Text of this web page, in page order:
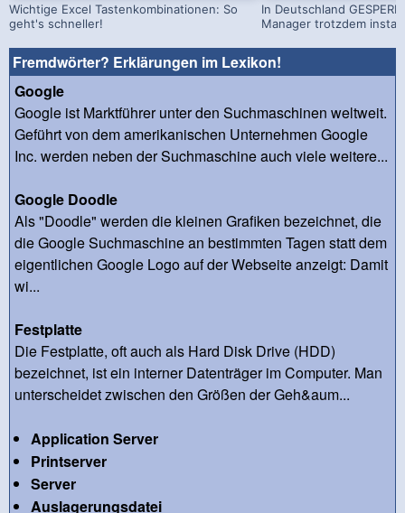
Wichtige Excel Tastenkombinationen: So
geht's schneller!
In Deutschland
Manager trotzdem
Fremdwörter? Erklärungen im Lexikon!
Google
Google ist Marktführer unter den Suchmaschinen weltweit.
Geführt von dem amerikanischen Unternehmen Google
Inc. werden neben der Suchmaschine auch viele weitere...
Google Doodle
Als "Doodle" werden die kleinen Grafiken bezeichnet, die
die Google Suchmaschine an bestimmten Tagen statt dem
eigentlichen Google Logo auf der Webseite anzeigt: Damit
wi...
Festplatte
Die Festplatte, oft auch als Hard Disk Drive (HDD)
bezeichnet, ist ein interner Datenträger im Computer. Man
unterscheidet zwischen den Größen der Geh&aum...
Application Server
Printserver
Server
Auslagerungsdatei